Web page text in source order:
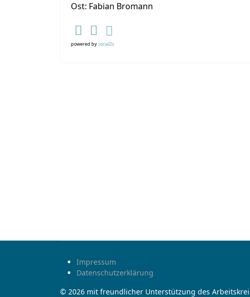
Ost: Fabian Bromann
powered bysocial2s
Impressum
Datenschutzerklärung
© 2026 mit freundlicher Unterstützung des